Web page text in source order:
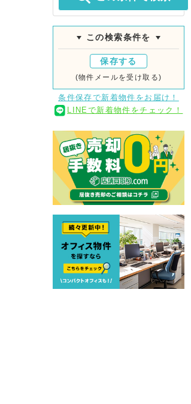
この検索条件を
保存する
(物件メールを受け取る)
条件保存で新着物件をお届け！
LINEで新着物件をチェック！